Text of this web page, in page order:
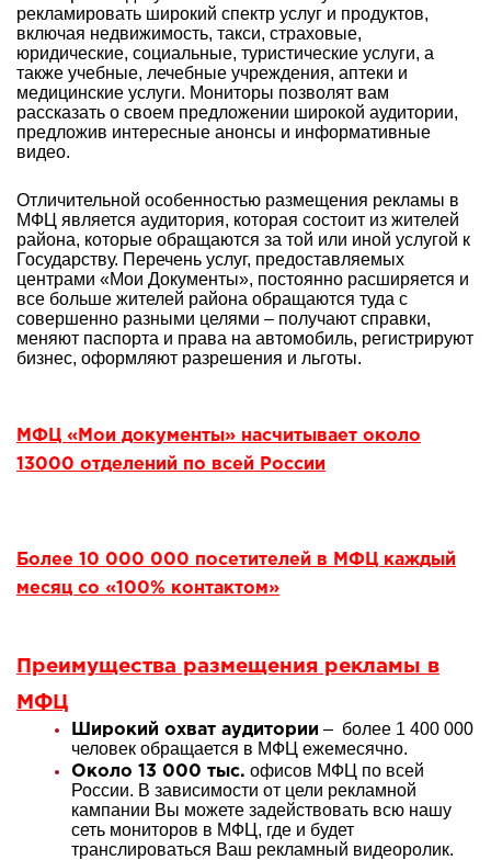
рекламировать широкий спектр услуг и продуктов,
включая недвижимость, такси, страховые,
юридические, социальные, туристические услуги, а
также учебные, лечебные учреждения, аптеки и
медицинские услуги. Мониторы позволят вам
рассказать о своем предложении широкой аудитории,
предложив интересные анонсы и информативные
видео.
Отличительной особенностью размещения рекламы в
МФЦ является аудитория, которая состоит из жителей
района, которые обращаются за той или иной услугой к
Государству. Перечень услуг, предоставляемых
центрами «Мои Документы», постоянно расширяется и
все больше жителей района обращаются туда с
совершенно разными целями – получают справки,
меняют паспорта и права на автомобиль, регистрируют
бизнес, оформляют разрешения и льготы.
МФЦ «Мои документы» насчитывает около
13000 отделений по всей России
Более 10 000 000 посетителей в МФЦ каждый
месяц со «100% контактом»
Преимущества размещения рекламы в
МФЦ
Широкий охват аудитории – более 1 400 000
человек обращается в МФЦ ежемесячно.
Около 13 000 тыс. офисов МФЦ по всей
России. В зависимости от цели рекламной
кампании Вы можете задействовать всю нашу
сеть мониторов в МФЦ, где и будет
транслироваться Ваш рекламный видеоролик.